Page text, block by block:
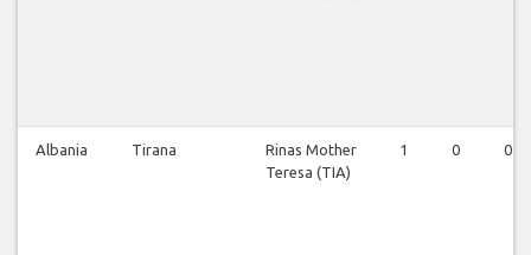
Albania Tirana
Rinas Mother
Teresa (TIA)
1 0 0